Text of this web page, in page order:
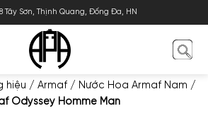
Tây Sơn, Thịnh Quang, Đống Đa, HN
hiệu / Armaf/ Nước Hoa Armaf Nam /
Odyssey Homme Man